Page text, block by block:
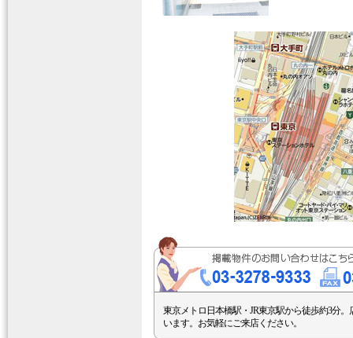
東京メトロ日本橋駅・JR東京駅から徒歩約3分。
います。お気軽にご来店ください。